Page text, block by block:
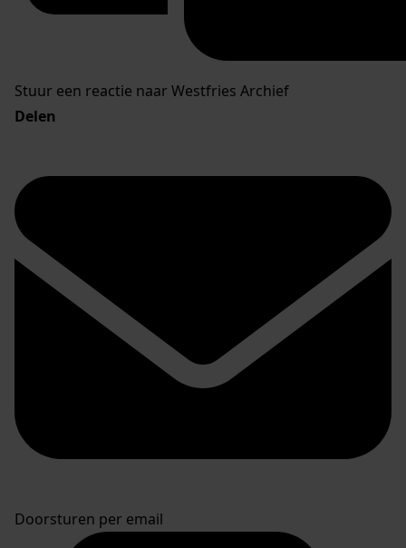
Stuur een reactie naar Westfries Archief
Delen
Doorsturen per email